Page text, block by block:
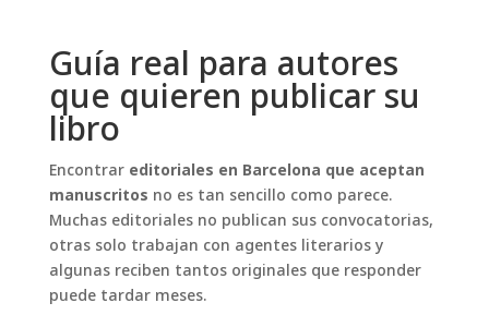
Guía real para autores
que quieren publicar su
libro
Encontrareditoriales en Barcelona que aceptan
manuscritosno es tan sencillo como parece.
Muchas editoriales no publican sus convocatorias,
otras solo trabajan con agentes literarios y
algunas reciben tantos originales que responder
puede tardar meses.